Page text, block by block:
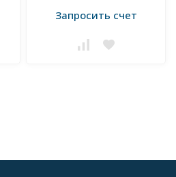
Запросить счет